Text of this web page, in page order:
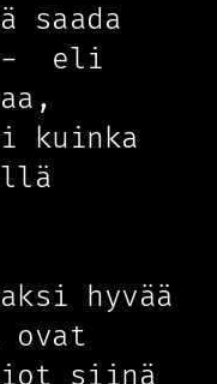
saada
- eli
kuinka
hyvää
siinä